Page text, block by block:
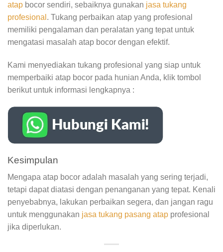
atap bocor sendiri, sebaiknya gunakan jasa tukang
profesional . Tukang perbaikan atap yang profesional
memiliki pengalaman dan peralatan yang tepat untuk
mengatasi masalah atap bocor dengan efektif.
Kami menyediakan tukang profesional yang siap untuk
memperbaiki atap bocor pada hunian Anda, klik tombol
berikut untuk informasi lengkapnya :
Kesimpulan
Mengapa atap bocor adalah masalah yang sering terjadi,
tetapi dapat diatasi dengan penanganan yang tepat. Kenali
penyebabnya, lakukan perbaikan segera, dan jangan ragu
untuk menggunakan jasa tukang pasang atap profesional
jika diperlukan.